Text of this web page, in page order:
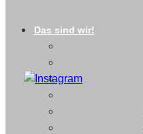
Das sind wir!